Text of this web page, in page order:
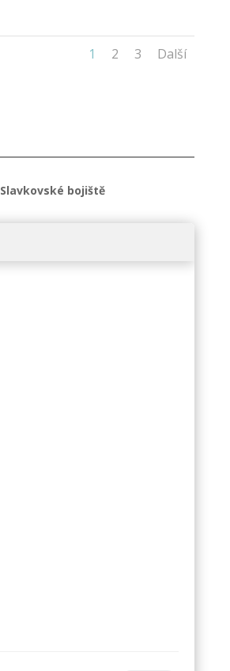
1 2 3 Další
Slavkovské bojiště